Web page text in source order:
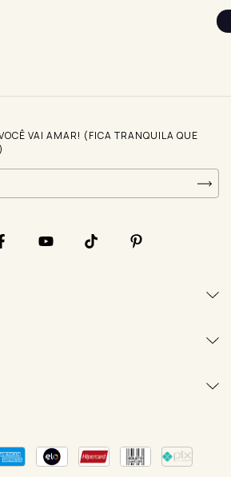
VAI AMAR! (FICA TRANQUILA QUE